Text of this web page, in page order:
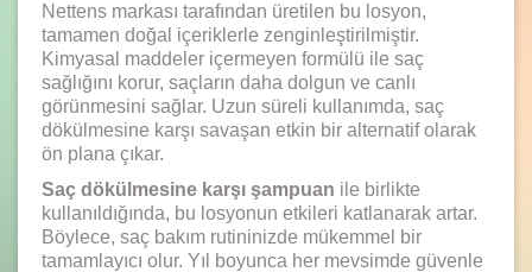
Nettens markası tarafından üretilen bu losyon,
tamamen doğal içeriklerle zenginleştirilmiştir.
Kimyasal maddeler içermeyen formülü ile saç
sağlığını korur, saçların daha dolgun ve canlı
görünmesini sağlar. Uzun süreli kullanımda, saç
dökülmesine karşı savaşan etkin bir alternatif olarak
ön plana çıkar.
Saç dökülmesine karşı şampuan ile birlikte
kullanıldığında, bu losyonun etkileri katlanarak artar.
Böylece, saç bakım rutininizde mükemmel bir
tamamlayıcı olur. Yıl boyunca her mevsimde güvenle